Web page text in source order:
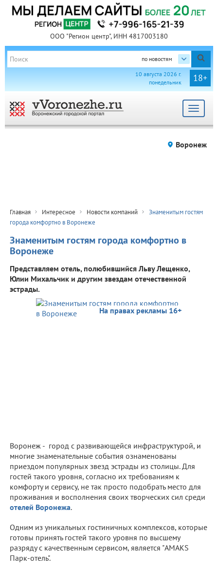
ООО "Регион центр", ИНН 4817003180
по новостям
18+
10 августа 2026 г.
понедельник
Toggle
Воронеж
Главная Интересное Новости компаний
Знаменитым гостям
города комфортно в Воронеже
Знаменитым гостям города комфортно в
Воронеже
Представляем отель, полюбившийся Льву Лещенко,
Юлии Михальчик и другим звездам отечественной
эстрады.
На правах рекламы 16+
Воронеж - город с развивающейся инфраструктурой, и
многие знаменательные события ознаменованы
приездом популярных звезд эстрады из столицы. Для
гостей такого уровня, согласно их требованиям к
комфорту и сервису, не так просто подобрать место для
проживания и восполнения своих творческих сил среди
отелей Воронежа.
Одним из уникальных гостиничных комплексов, которые
готовы принять гостей такого уровня по высшему
разряду с качественным сервисом, является "AMAKS
Парк-отель".